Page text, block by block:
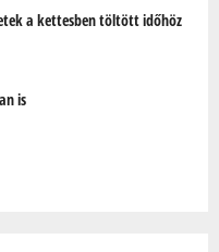
a kettesben töltött időhöz
is